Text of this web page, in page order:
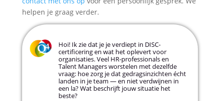
helpen je graag verder.
Hoi! Ik zie dat je je verdiept in DISC-
certificering en wat het oplevert voor
organisaties. Veel HR-professionals en
Talent Managers worstelen met dezelfde
vraag: hoe zorg je dat gedragsinzichten écht
landen in je team — en niet verdwijnen in
een la? Wat beschrijft jouw situatie het
beste?